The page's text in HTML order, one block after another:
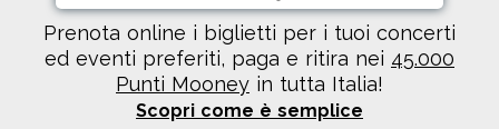
Prenota online i biglietti per i tuoi concerti
ed eventi preferiti, paga e ritira nei 45.000
Punti Mooney in tutta Italia!
Scopri come è semplice